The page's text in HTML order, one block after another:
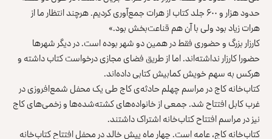
حدود هزار و ۶۰۰ جلد کتاب از هرات جمع‌آوری کردیم. هرچند انتظار ما از
هرات زیاد بود ولی با آن هم قناعت‌بخش بود.»
کارزار بزرگ و حضوری فقط در همین دو شهر بوده است. در دیگر شهرها
حضورا کارزار نداشته‌اند. اما از طریق فضای مجازی درخواست کتاب داشته و
هرکس به سهم خویش کمابیش کتابی داده‌اند.
کتاب‌خانه‌ کاج در مراسم چهلم حادثه‌ی کاج طی یک محفل شمع‌افروزی در
غرب کابل افتتاح شد. جمعی از خانواده‌های کشته‌شده‌ها و زخمی‌های کاج
نیز در مراسم افتتاح کتاب‌خانه اشتراک داشتند.
کتاب‌خانه‌ کاج، عامه است. چهار ماه پیش خالد در محفل افتتاح کتاب‌خانه